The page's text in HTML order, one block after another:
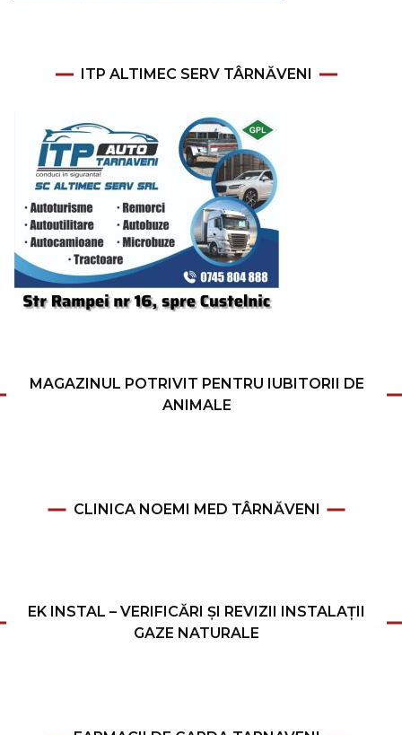
ITP ALTIMEC SERV TÂRNĂVENI
MAGAZINUL POTRIVIT PENTRU IUBITORII DE
ANIMALE
CLINICA NOEMI MED TÂRNĂVENI
EK INSTAL – VERIFICĂRI ȘI REVIZII INSTALAȚII
GAZE NATURALE